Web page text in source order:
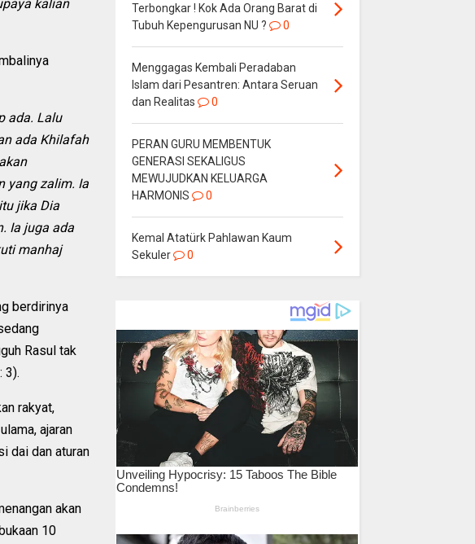
kalian
ada. Lalu
ada Khilafah
yang zalim. Ia
jika Dia
Ia juga ada
manhaj
berdirinya
Rasul tak
3).
rakyat,
ajaran
dai dan aturan
akan
10
Terbongkar ! Kok Ada Orang Barat di
Tubuh Kepengurusan NU ?
0
Menggagas Kembali Peradaban
Islam dari Pesantren: Antara Seruan
dan Realitas
0
PERAN GURU MEMBENTUK
GENERASI SEKALIGUS
MEWUJUDKAN KELUARGA
HARMONIS
0
Kemal Atatürk Pahlawan Kaum
Sekuler
0